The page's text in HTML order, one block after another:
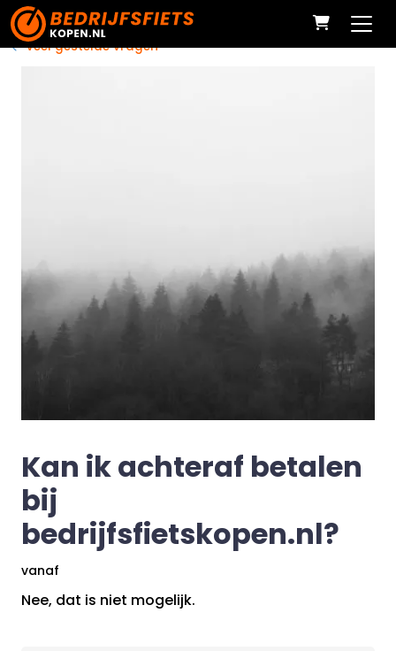
Veel gestelde vragen
Kan ik achteraf betalen
bij
bedrijfsfietskopen.nl?
vanaf
Nee, dat is niet mogelijk.